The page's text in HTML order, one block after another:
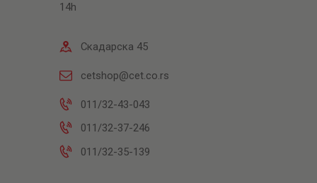
14h
Скадарска 45
cetshop@cet.co.rs
011/32-43-043
011/32-37-246
011/32-35-139